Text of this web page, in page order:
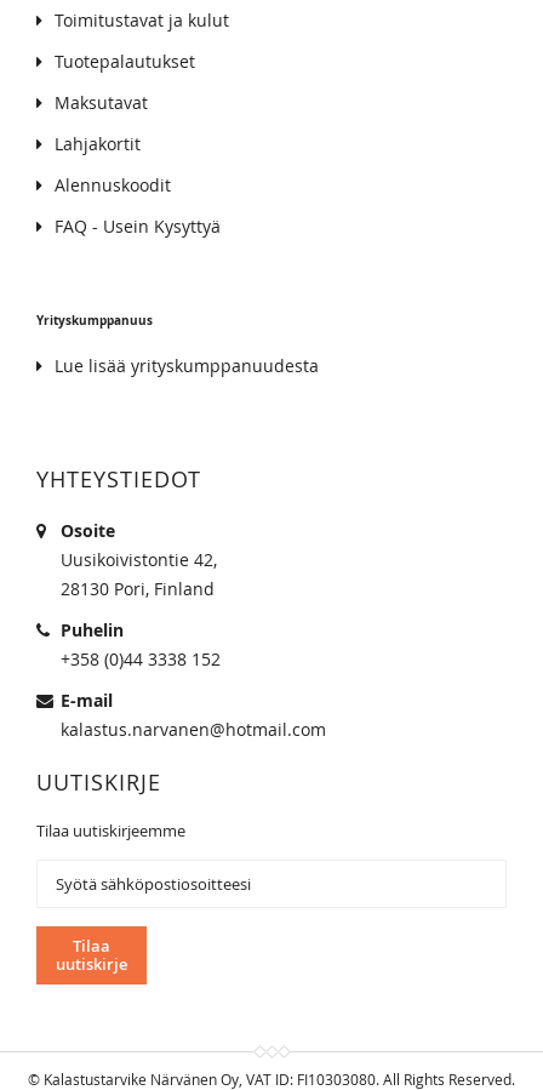
Toimitustavat ja kulut
Tuotepalautukset
Maksutavat
Lahjakortit
Alennuskoodit
FAQ - Usein Kysyttyä
Yrityskumppanuus
Lue lisää yrityskumppanuudesta
YHTEYSTIEDOT
Osoite
Uusikoivistontie 42,
28130 Pori, Finland
Puhelin
+358 (0)44 3338 152
E-mail
kalastus.narvanen@hotmail.com
UUTISKIRJE
Tilaa uutiskirjeemme
uutiskirjeemme:
Tilaa
uutiskirje
© Kalastustarvike Närvänen Oy, VAT ID: FI10303080. All Rights Reserved.